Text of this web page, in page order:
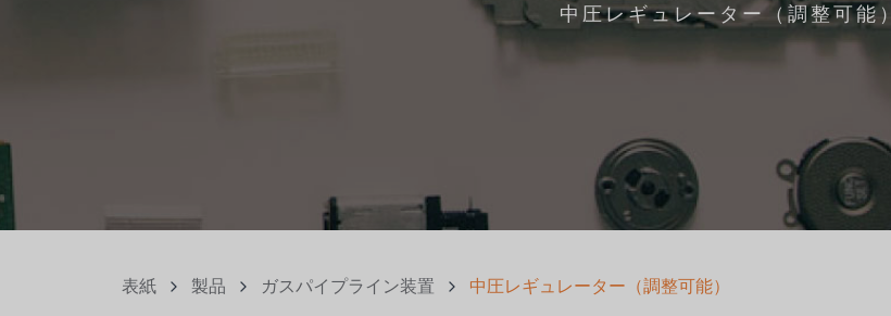
中圧レギュレーター（調整可能）
表紙 製品 ガスパイプライン装置 中圧レギュレーター（調整可能）